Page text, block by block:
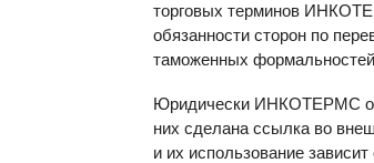
торговых терминов
обязанности сторон по
таможенных
Юридически ИНКОТЕРМС
них сделана ссылка во
и их использование